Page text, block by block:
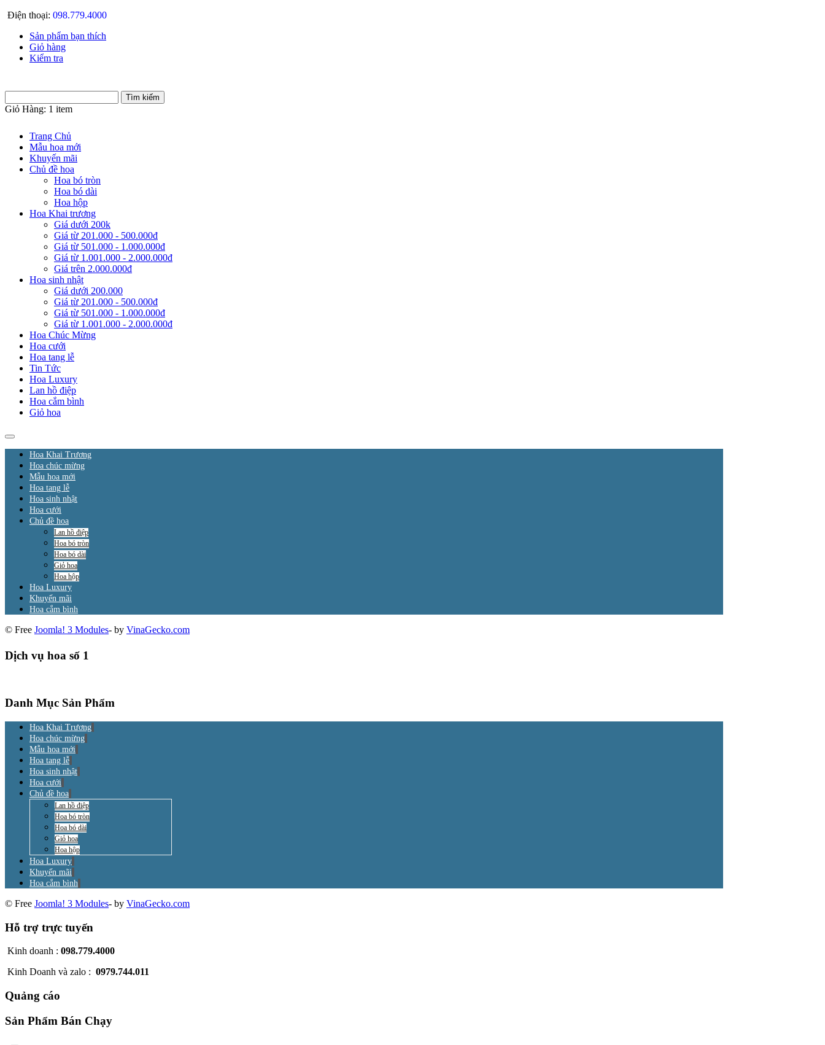
Điện thoại: 098.779.4000
Sản phẩm bạn thích
Giỏ hàng
Kiểm tra
Giỏ Hàng: 1 item
Trang Chủ
Mẫu hoa mới
Khuyến mãi
Chủ đề hoa
Hoa bó tròn
Hoa bó dài
Hoa hộp
Hoa Khai trương
Giá dưới 200k
Giá từ 201.000 - 500.000đ
Giá từ 501.000 - 1.000.000đ
Giá từ 1.001.000 - 2.000.000đ
Giá trên 2.000.000đ
Hoa sinh nhật
Giá dưới 200.000
Giá từ 201.000 - 500.000đ
Giá từ 501.000 - 1.000.000đ
Giá từ 1.001.000 - 2.000.000đ
Hoa Chúc Mừng
Hoa cưới
Hoa tang lễ
Tin Tức
Hoa Luxury
Lan hồ điệp
Hoa cắm bình
Giỏ hoa
Hoa Khai Trương
Hoa chúc mừng
Mẫu hoa mới
Hoa tang lễ
Hoa sinh nhật
Hoa cưới
Chủ đề hoa
Lan hồ điệp
Hoa bó tròn
Hoa bó dài
Giỏ hoa
Hoa hộp
Hoa Luxury
Khuyến mãi
Hoa cắm bình
© Free Joomla! 3 Modules- by VinaGecko.com
Dịch vụ hoa số 1
Danh Mục Sản Phẩm
Hoa Khai Trương
Hoa chúc mừng
Mẫu hoa mới
Hoa tang lễ
Hoa sinh nhật
Hoa cưới
Chủ đề hoa
Lan hồ điệp
Hoa bó tròn
Hoa bó dài
Giỏ hoa
Hoa hộp
Hoa Luxury
Khuyến mãi
Hoa cắm bình
© Free Joomla! 3 Modules- by VinaGecko.com
Hỗ trợ trực tuyến
Kinh doanh : 098.779.4000
Kinh Doanh và zalo : 0979.744.011
Quảng cáo
Sản Phẩm Bán Chạy